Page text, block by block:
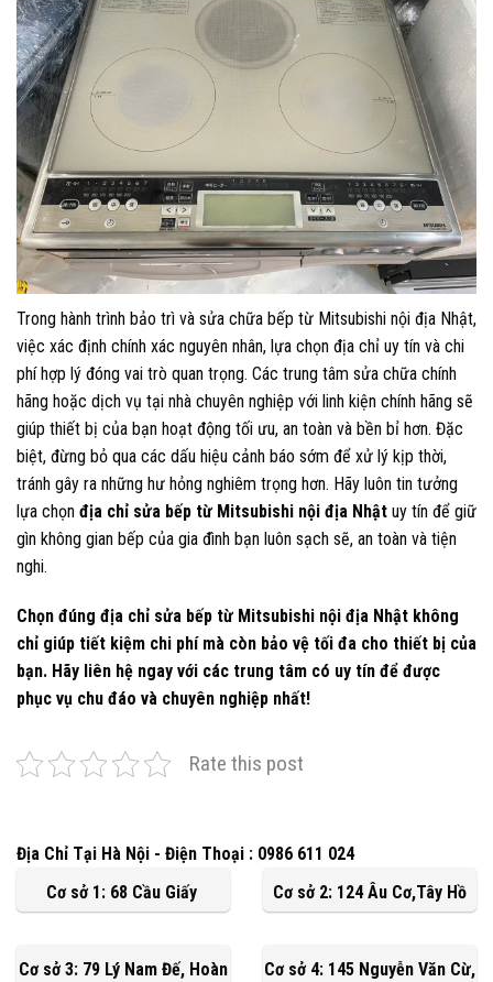
Trong hành trình bảo trì và sửa chữa bếp từ Mitsubishi nội địa Nhật,
việc xác định chính xác nguyên nhân, lựa chọn địa chỉ uy tín và chi
phí hợp lý đóng vai trò quan trọng. Các trung tâm sửa chữa chính
hãng hoặc dịch vụ tại nhà chuyên nghiệp với linh kiện chính hãng sẽ
giúp thiết bị của bạn hoạt động tối ưu, an toàn và bền bỉ hơn. Đặc
biệt, đừng bỏ qua các dấu hiệu cảnh báo sớm để xử lý kịp thời,
tránh gây ra những hư hỏng nghiêm trọng hơn. Hãy luôn tin tưởng
lựa chọn địa chỉ sửa bếp từ Mitsubishi nội địa Nhật uy tín để giữ
gìn không gian bếp của gia đình bạn luôn sạch sẽ, an toàn và tiện
nghi.
Chọn đúng địa chỉ sửa bếp từ Mitsubishi nội địa Nhật không
chỉ giúp tiết kiệm chi phí mà còn bảo vệ tối đa cho thiết bị của
bạn. Hãy liên hệ ngay với các trung tâm có uy tín để được
phục vụ chu đáo và chuyên nghiệp nhất!
Rate this post
Địa Chỉ Tại Hà Nội - Điện Thoại : 0986 611 024
Cơ sở 1: 68 Cầu Giấy
Cơ sở 2: 124 Âu Cơ,Tây Hồ
Cơ sở 3: 79 Lý Nam Đế, Hoàn
Cơ sở 4: 145 Nguyễn Văn Cừ,